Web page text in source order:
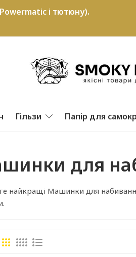
і тютюну).
Гільзи Папір для
для
найкращі Машинки для набивання